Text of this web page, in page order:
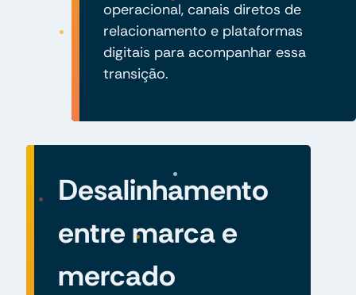
operacional, canais diretos de
relacionamento e plataformas
digitais para acompanhar essa
transição.
Desalinhamento
entre marca e
mercado